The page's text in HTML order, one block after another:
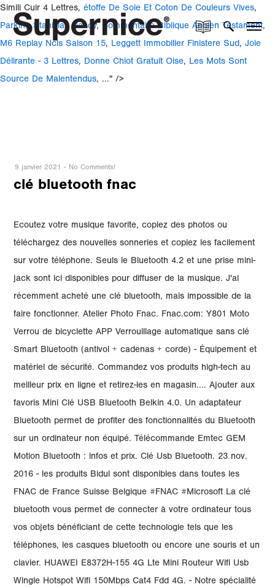
Simili Cuir 4 Lettres, étoffe De Soie Et Coton De Couleurs Vives,
Parking Stanislas Nancy, Commentaire Biblique Ancien Testament,
M6 Replay Ncis Saison 15, Leggett Immobilier Finistere Sud, Joie
Délirante - 3 Lettres, Donne Chiot Gratuit Oise, Les Mots Sont
Source De Malentendus, ..." />
9 janvier 2021 - No Comments!
clé bluetooth fnac
Ecoutez votre musique favorite, copiez des photos ou
téléchargez des nouvelles sonneries et copiez les facilement
sur votre téléphone. Seuls le Bluetooth 4.2 et une prise mini-
jack sont ici disponibles pour diffuser de la musique. J'ai
récemment acheté une clé bluetooth, mais impossible de la
faire fonctionner. Atelier Photo Fnac. Fnac.com: Y801 Moto
Verrou de bicyclette APP Verrouillage automatique sans clé
Smart Bluetooth (antivol + cadenas + corde) - Équipement et
matériel de sécurité. Commandez vos produits high-tech au
meilleur prix en ligne et retirez-les en magasin.... Ajouter aux
favoris Mini Clé USB Bluetooth Belkin 4.0. Un adaptateur
Bluetooth permet de profiter des fonctionnalités du Bluetooth
sur un ordinateur non équipé. Télécommande Emtec GEM
Motion Bluetooth : infos et prix. Clé Usb Bluetooth. 23 nov.
2016 - les produits Bidul sont disponibles dans toutes les
FNAC de France Suisse Belgique #FNAC #Microsoft La clé
bluetooth vous permet de connecter à votre ordinateur tous
vos objets bénéficiant de cette technologie tels que les
téléphones, les casques bluetooth ou encore une souris et un
clavier. HUAWEI E8372H-155 4G Lte Mini Routeur Wifi Usb
Wingle Hotspot Wifi 150Mbps Cat4 Fdd 4G. - Notre spécialité